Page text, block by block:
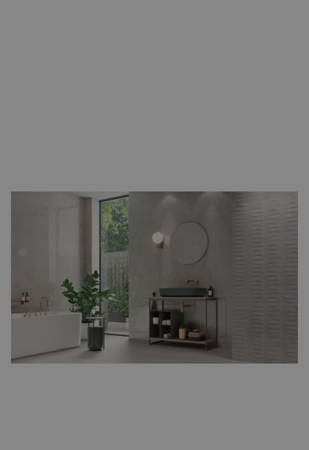
Betonlook badkamertegels
Een stoere en industriële uitstraling, perfect voor moderne
Betonlook tegels zijn strak, tijdloos en veelzijdig.